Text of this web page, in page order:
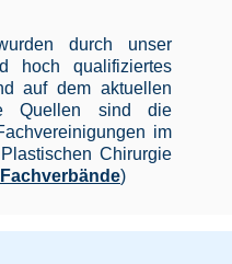
durch unser
hoch qualifiziertes
auf dem aktuellen
Quellen sind die
im
Chirurgie
)